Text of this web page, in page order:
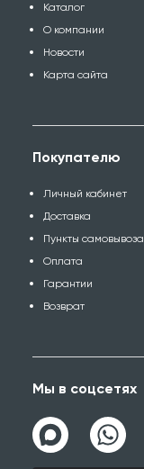
Каталог
О компании
Новости
Карта сайта
Покупателю
Личный кабинет
Доставка
Пункты самовывоза
Оплата
Гарантии
Возврат
Мы в соцсетях